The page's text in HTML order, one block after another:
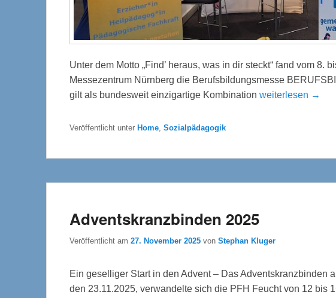
Unter dem Motto „Find’ heraus, was in dir steckt“ fand vom 8.
Messezentrum Nürnberg die Berufsbildungsmesse
gilt als bundesweit einzigartige Kombination weiterlesen →
Veröffentlicht unter Home Sozialpädagogik
Adventskranzbinden 2025
Veröffentlicht am 27. November 2025 von Stephan Kluger
Ein geselliger Start in den Advent – Das Adventskranzbinden
den 23.11.2025, verwandelte sich die PFH Feucht von 12 bis